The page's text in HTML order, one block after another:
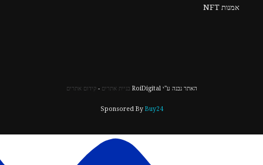
אמנות NFT
האתר נבנה ע"י RoiDigital בניית אתרים -קידום אתרים
Sponsored By Buy24